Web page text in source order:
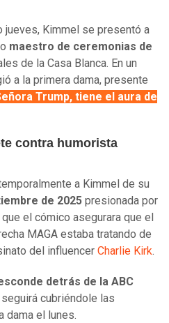
jueves, Kimmel se presentó a
maestro de ceremonias de
de la Casa Blanca. En un
a la primera dama, presente
Trump, tiene el aura de
contra humorista
a Kimmel de su
de 2025 presionada por
el cómico asegurara que el
MAGA estaba tratando de
del influencer Charlie Kirk.
detrás de la ABC
cubriéndole las
dama el lunes.